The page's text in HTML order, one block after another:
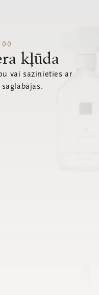
kļūda
vai sazinieties ar